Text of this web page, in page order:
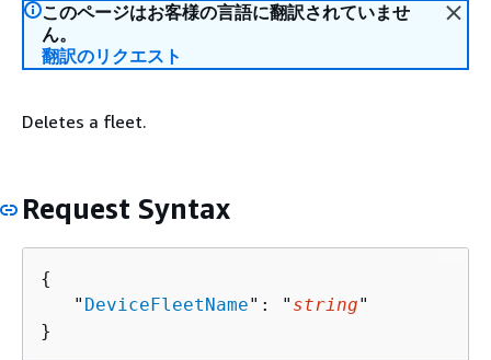
このページはお客様の言語に翻訳されていませ
ん。
翻訳のリクエスト
Deletes a fleet.
Request Syntax
{
   "
DeviceFleetName": " string"
}